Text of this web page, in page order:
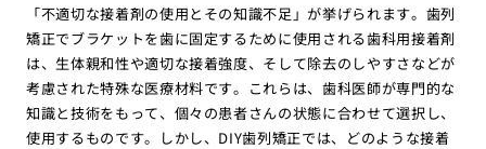
「不適切な接着剤の使用とその知識不足」が挙げられます。歯列
矯正でブラケットを歯に固定するために使用される歯科用接着剤
は、生体親和性や適切な接着強度、そして除去のしやすさなどが
考慮された特殊な医療材料です。これらは、歯科医師が専門的な
知識と技術をもって、個々の患者さんの状態に合わせて選択し、
使用するものです。しかし、DIY歯列矯正では、どのような接着